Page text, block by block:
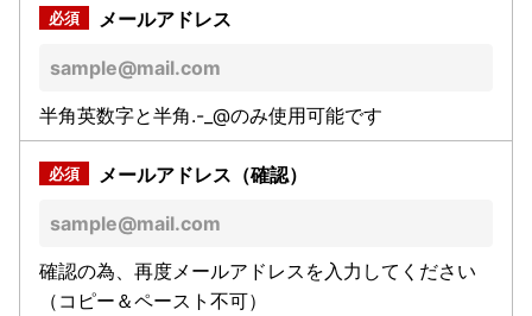
メールアドレス
半角英数字と半角.-_@のみ使用可能です
メールアドレス（確認）
確認の為、再度メールアドレスを入力してください
（コピー＆ペースト不可）